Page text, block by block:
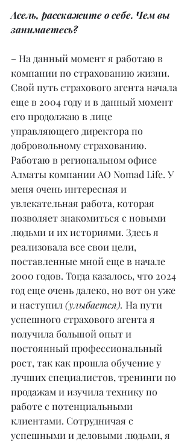
Асель, расскажите о себе. Чем вы
занимаетесь?
– На данный момент я работаю в
компании по страхованию жизни.
Свой путь страхового агента начала
еще в 2004 году и в данный момент
его продолжаю в лице
управляющего директора по
добровольному страхованию.
Работаю в региональном офисе
Алматы компании АО Nomad Life. У
меня очень интересная и
увлекательная работа, которая
позволяет знакомиться с новыми
людьми и их историями. Здесь я
реализовала все свои цели,
поставленные мной еще в начале
2000 годов. Тогда казалось, что 2024
год еще очень далеко, но вот он уже
и наступил (улыбается). На пути
успешного страхового агента я
получила большой опыт и
постоянный профессиональный
рост, так как прошла обучение у
лучших специалистов, тренинги по
продажам и изучила технику по
работе с потенциальными
клиентами. Сотрудничая с
успешными и деловыми людьми, я